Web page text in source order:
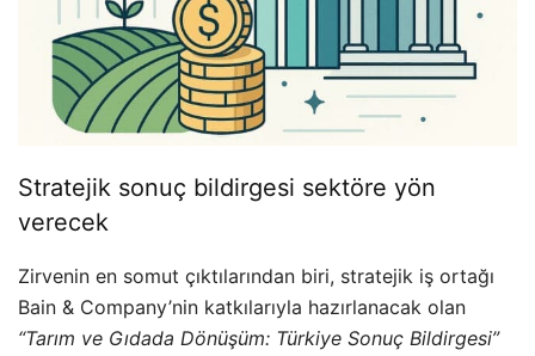
Stratejik sonuç bildirgesi sektöre yön
verecek
Zirvenin en somut çıktılarından biri, stratejik iş ortağı
Bain & Company’nin katkılarıyla hazırlanacak olan
“Tarım ve Gıdada Dönüşüm: Türkiye Sonuç Bildirgesi”